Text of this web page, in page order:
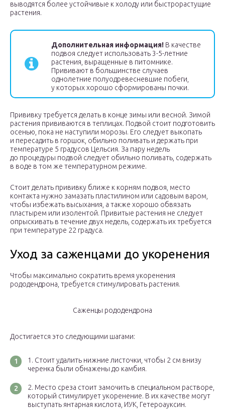
выводятся более устойчивые к холоду или быстрорастущие
растения.
Дополнительная информация! В качестве
подвоя следует использовать 3-5-летние
растения, выращенные в питомнике.
Прививают в большинстве случаев
однолетние полуодревесневшие побеги,
у которых хорошо сформированы почки.
Прививку требуется делать в конце зимы или весной. Зимой
растения прививаются в теплицах. Подвой стоит подготовить
осенью, пока не наступили морозы. Его следует выкопать
и пересадить в горшок, обильно поливать и держать при
температуре 5 градусов Цельсия. За пару недель
до процедуры подвой следует обильно поливать, содержать
в воде в том же температурном режиме.
Стоит делать прививку ближе к корням подвоя, место
контакта нужно замазать пластилином или садовым варом,
чтобы избежать высыхания, а также хорошо обвязать
пластырем или изолентой. Привитые растения не следует
опрыскивать в течение двух недель, содержать их требуется
при температуре 22 градуса.
Уход за саженцами до укоренения
Чтобы максимально сократить время укоренения
рододендрона, требуется стимулировать растения.
Саженцы рододендрона
Достигается это следующими шагами:
Стоит удалить нижние листочки, чтобы 2 см внизу
черенка были обнажены до камбия.
Место среза стоит замочить в специальном растворе,
который стимулирует укоренение. В их качестве могут
выступать янтарная кислота, ИУК, Гетероауксин.